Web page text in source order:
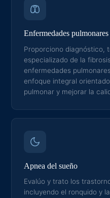
Enfermedades
Proporciono diagnóstico,
especializado de la
enfermedades
enfoque integral
pulmonar y mejorar la
Apnea del sueño
Evalúo y trato los
incluyendo el ronquido y